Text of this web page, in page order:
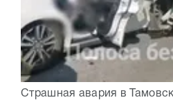
Страшная авария в